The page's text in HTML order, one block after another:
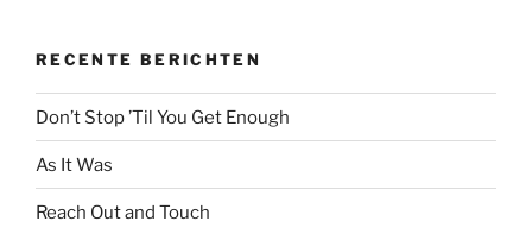
RECENTE BERICHTEN
Don’t Stop ’Til You Get Enough
As It Was
Reach Out and Touch